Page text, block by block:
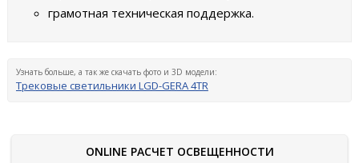
грамотная техническая поддержка.
Узнать больше, а так же скачать фото и 3D модели:
Трековые светильники LGD-GERA 4TR
ONLINE РАСЧЕТ ОСВЕЩЕННОСТИ